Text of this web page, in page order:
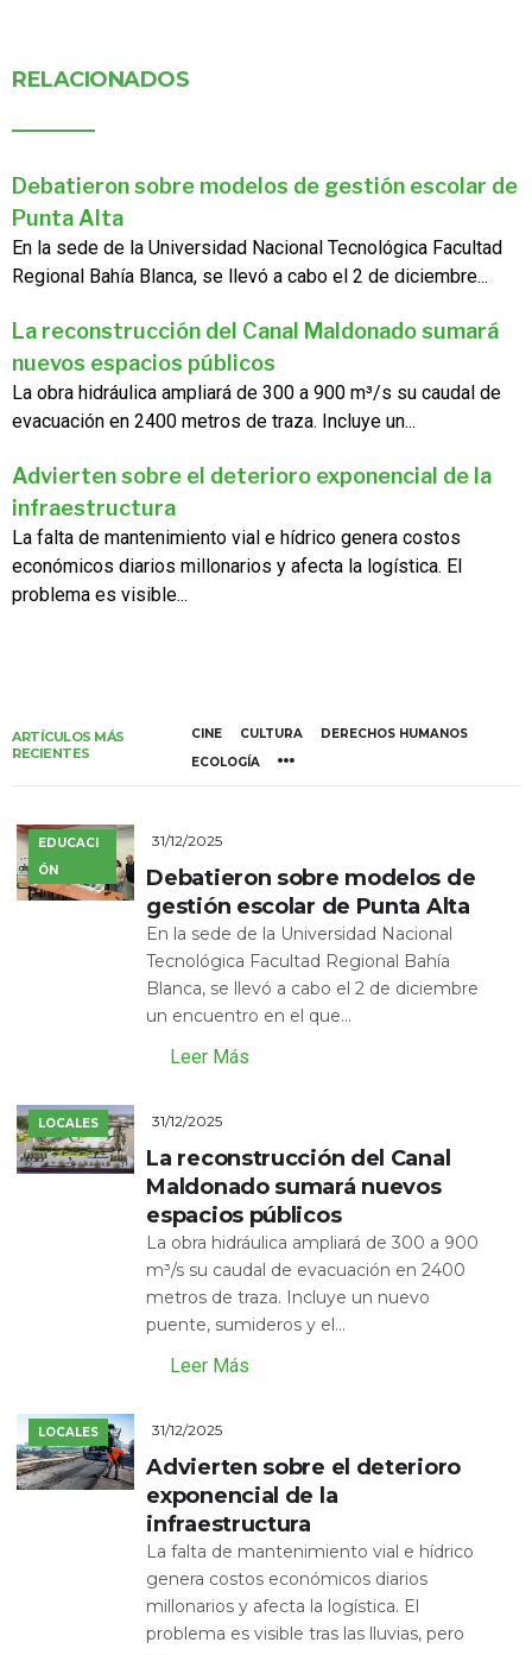
RELACIONADOS
Debatieron sobre modelos de gestión escolar de
Punta Alta
En la sede de la Universidad Nacional Tecnológica Facultad
Regional Bahía Blanca, se llevó a cabo el 2 de diciembre...
La reconstrucción del Canal Maldonado sumará
nuevos espacios públicos
La obra hidráulica ampliará de 300 a 900 m³/s su caudal de
evacuación en 2400 metros de traza. Incluye un...
Advierten sobre el deterioro exponencial de la
infraestructura
La falta de mantenimiento vial e hídrico genera costos
económicos diarios millonarios y afecta la logística. El
problema es visible...
ARTÍCULOS MÁS
RECIENTES
CINE CULTURA
DERECHOS HUMANOS
ECOLOGÍA
EDUCACI
ÓN
31/12/2025
Debatieron sobre modelos de
gestión escolar de Punta Alta
En la sede de la Universidad Nacional
Tecnológica Facultad Regional Bahía
Blanca, se llevó a cabo el 2 de diciembre
un encuentro en el que...
Leer Más
LOCALES 31/12/2025
La reconstrucción del Canal
Maldonado sumará nuevos
espacios públicos
La obra hidráulica ampliará de 300 a 900
m³/s su caudal de evacuación en 2400
metros de traza. Incluye un nuevo
puente, sumideros y el...
Leer Más
LOCALES 31/12/2025
Advierten sobre el deterioro
exponencial de la
infraestructura
La falta de mantenimiento vial e hídrico
genera costos económicos diarios
millonarios y afecta la logística. El
problema es visible tras las lluvias, pero